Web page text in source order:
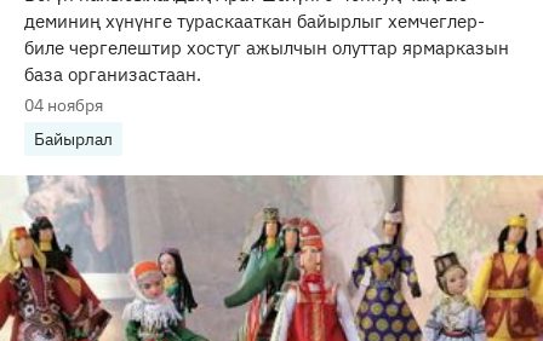
деминиң хүнүнге тураскааткан байырлыг хемчеглер-
биле чергелештир хостуг ажылчын олуттар ярмарказын
база организастаан.
04 ноября
Байырлал